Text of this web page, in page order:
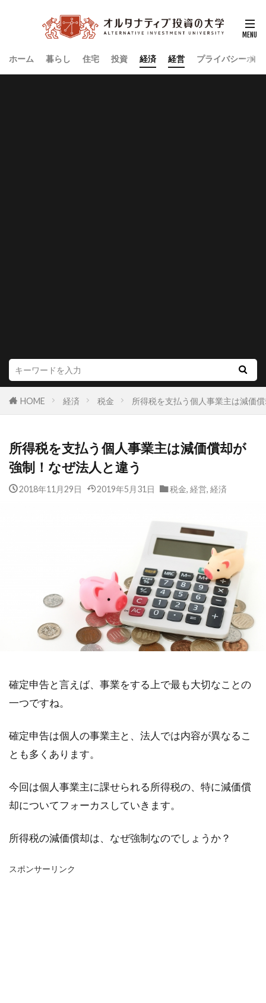
ホーム 暮らし 住宅 投資 経済 経営 プライバシーポリ
HOME 経済 税金 所得税を支払う個人事業主は減価
所得税を支払う個人事業主は減価償却が
強制！なぜ法人と違う
2018年11月29日 2019年5月31日 税金, 経営, 経済
確定申告と言えば、事業をする上で最も大切なことの
一つですね。
確定申告は個人の事業主と、法人では内容が異なるこ
とも多くあります。
今回は個人事業主に課せられる所得税の、特に減価償
却についてフォーカスしていきます。
所得税の減価償却は、なぜ強制なのでしょうか？
スポンサーリンク